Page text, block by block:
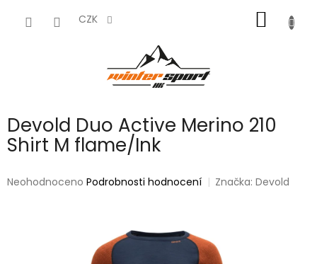
CZK
KOŠÍK
Devold Duo Active Merino 210
Shirt M flame/Ink
Průměrné
Neohodnoceno Podrobnosti hodnocení Značka:Devold